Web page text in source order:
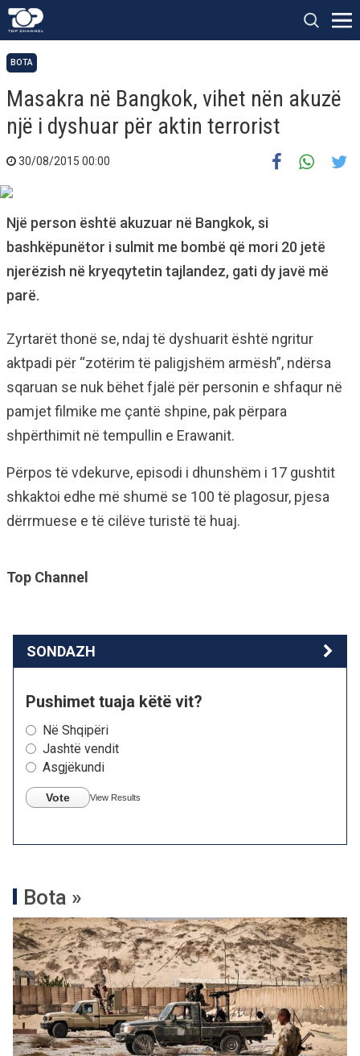
BOTA
Masakra në Bangkok, vihet nën akuzë
një i dyshuar për aktin terrorist
30/08/2015 00:00
Një person është akuzuar në Bangkok, si
bashkëpunëtor i sulmit me bombë që mori 20 jetë
njerëzish në kryeqytetin tajlandez, gati dy javë më
parë.
Zyrtarët thonë se, ndaj të dyshuarit është ngritur
aktpadi për “zotërim të paligjshëm armësh”, ndërsa
sqaruan se nuk bëhet fjalë për personin e shfaqur në
pamjet filmike me çantë shpine, pak përpara
shpërthimit në tempullin e Erawanit.
Përpos të vdekurve, episodi i dhunshëm i 17 gushtit
shkaktoi edhe më shumë se 100 të plagosur, pjesa
dërrmuese e të cilëve turistë të huaj.
Top Channel
SONDAZH
Pushimet tuaja këtë vit?
Në Shqipëri
Jashtë vendit
Asgjëkundi
Vote View Results
Bota »